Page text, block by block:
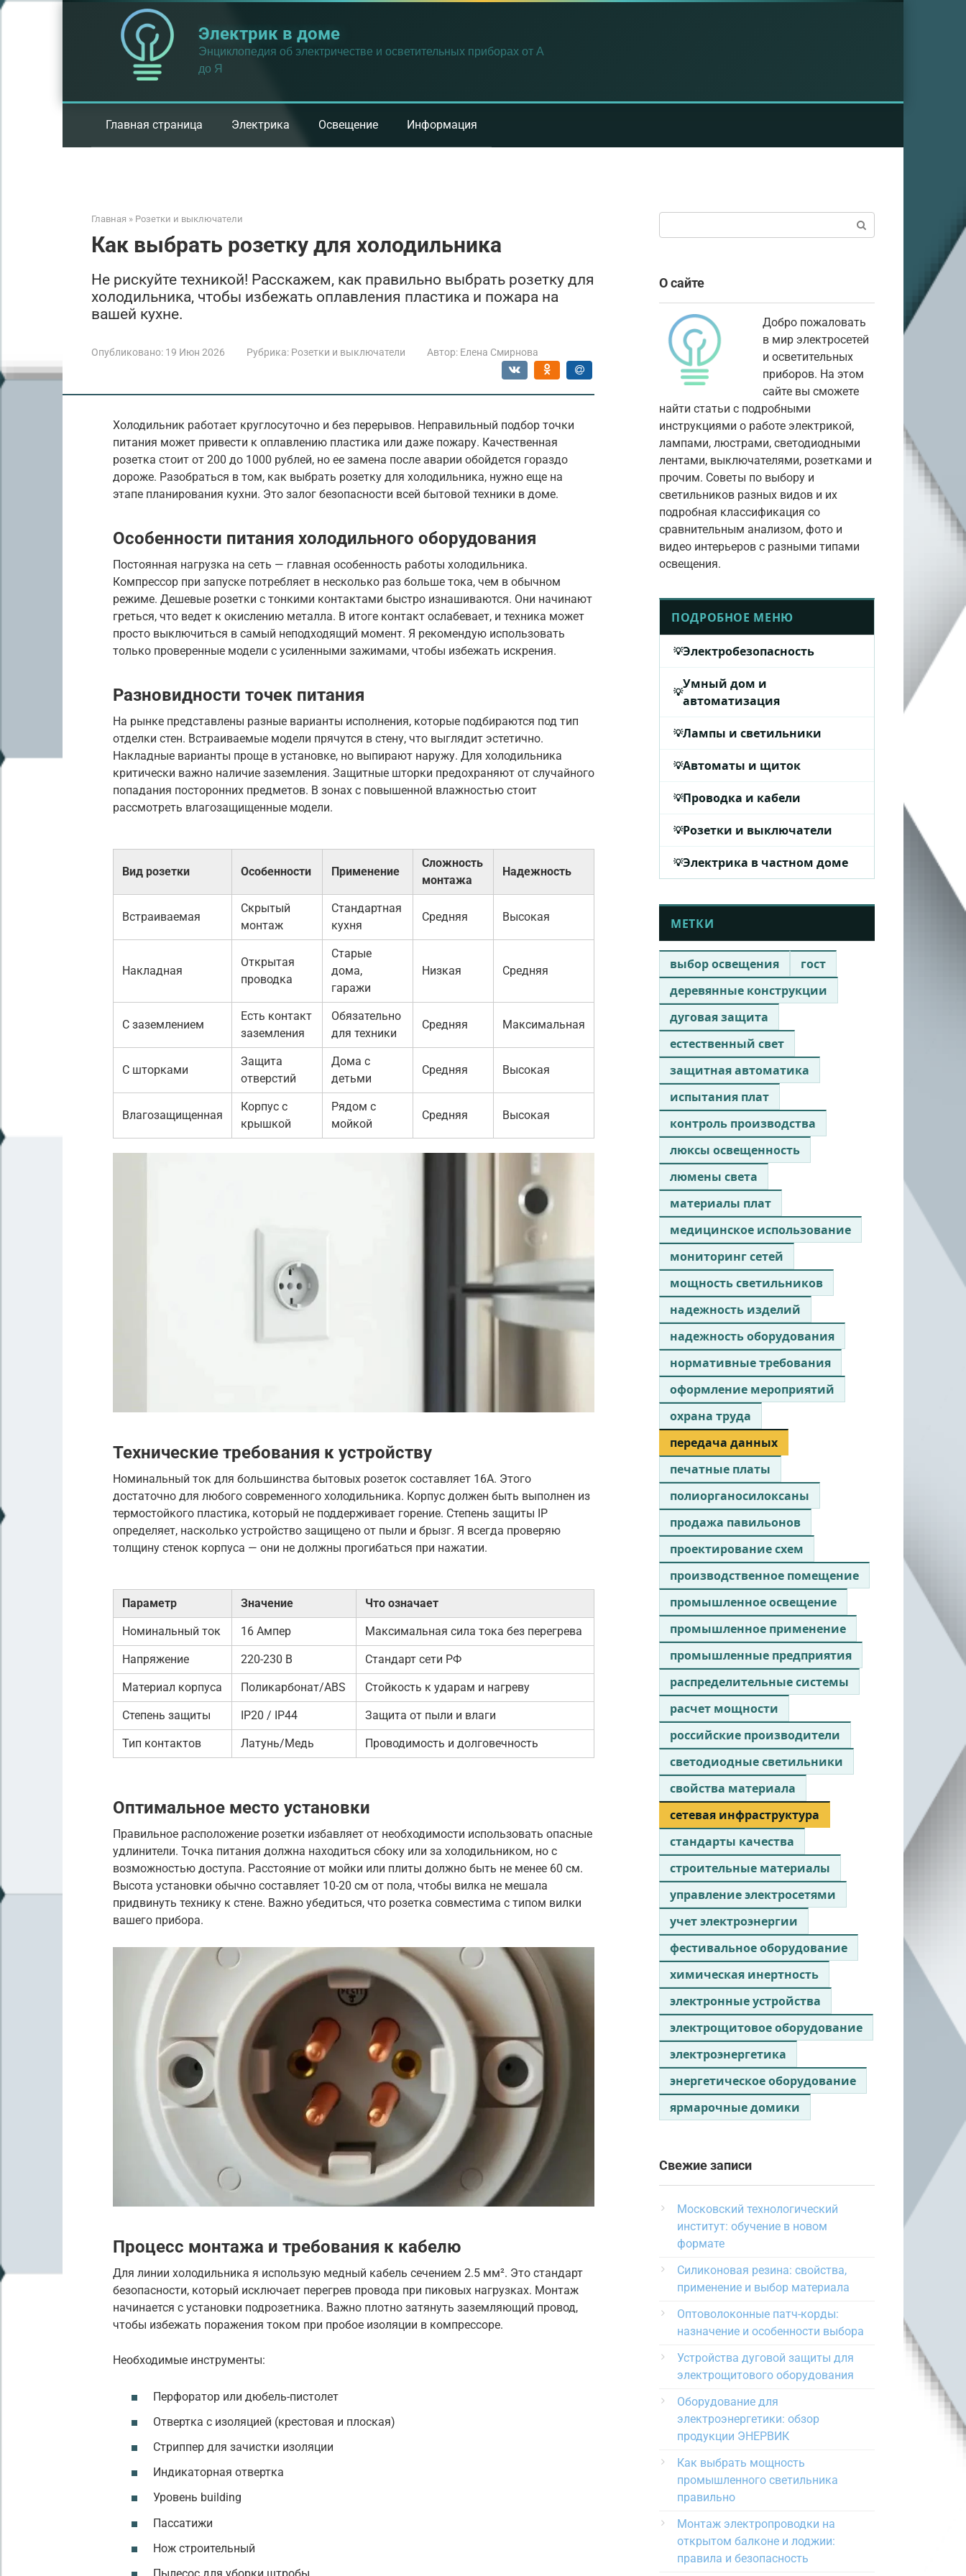
Перейти
Электрик в доме
Энциклопедия об электричестве и осветительных приборах от А
до Я
Главная страница Электрика Освещение Информация
Главная » Розетки и выключатели
Как выбрать розетку для холодильника
Не рискуйте техникой! Расскажем, как правильно выбрать розетку для
холодильника, чтобы избежать оплавления пластика и пожара на
вашей кухне.
Опубликовано: 19 Июн 2026 Рубрика: Розетки и выключатели Автор: Елена Смирнова
Холодильник работает круглосуточно и без перерывов. Неправильный подбор точки
питания может привести к оплавлению пластика или даже пожару. Качественная
розетка стоит от 200 до 1000 рублей, но ее замена после аварии обойдется гораздо
дороже. Разобраться в том, как выбрать розетку для холодильника, нужно еще на
этапе планирования кухни. Это залог безопасности всей бытовой техники в доме.
Особенности питания холодильного оборудования
Постоянная нагрузка на сеть — главная особенность работы холодильника.
Компрессор при запуске потребляет в несколько раз больше тока, чем в обычном
режиме. Дешевые розетки с тонкими контактами быстро изнашиваются. Они начинают
греться, что ведет к окислению металла. В итоге контакт ослабевает, и техника может
просто выключиться в самый неподходящий момент. Я рекомендую использовать
только проверенные модели с усиленными зажимами, чтобы избежать искрения.
Разновидности точек питания
На рынке представлены разные варианты исполнения, которые подбираются под тип
отделки стен. Встраиваемые модели прячутся в стену, что выглядит эстетично.
Накладные варианты проще в установке, но выпирают наружу. Для холодильника
критически важно наличие заземления. Защитные шторки предохраняют от случайного
попадания посторонних предметов. В зонах с повышенной влажностью стоит
рассмотреть влагозащищенные модели.
Вид розетки Особенности Применение
Сложность
монтажа
Надежность
Встраиваемая
Скрытый
монтаж
Стандартная
кухня
Средняя Высокая
Накладная
Открытая
проводка
Старые
дома,
гаражи
Низкая Средняя
С заземлением
Есть контакт
заземления
Обязательно
для техники
Средняя Максимальная
С шторками
Защита
отверстий
Дома с
детьми
Средняя Высокая
Влагозащищенная
Корпус с
крышкой
Рядом с
мойкой
Средняя Высокая
Технические требования к устройству
Номинальный ток для большинства бытовых розеток составляет 16А. Этого
достаточно для любого современного холодильника. Корпус должен быть выполнен из
термостойкого пластика, который не поддерживает горение. Степень защиты IP
определяет, насколько устройство защищено от пыли и брызг. Я всегда проверяю
толщину стенок корпуса — они не должны прогибаться при нажатии.
Параметр Значение Что означает
Номинальный ток 16 Ампер Максимальная сила тока без перегрева
Напряжение 220-230 В Стандарт сети РФ
Материал корпуса Поликарбонат/ABS Стойкость к ударам и нагреву
Степень защиты IP20 / IP44 Защита от пыли и влаги
Тип контактов Латунь/Медь Проводимость и долговечность
Оптимальное место установки
Правильное расположение розетки избавляет от необходимости использовать опасные
удлинители. Точка питания должна находиться сбоку или за холодильником, но с
возможностью доступа. Расстояние от мойки или плиты должно быть не менее 60 см.
Высота установки обычно составляет 10-20 см от пола, чтобы вилка не мешала
придвинуть технику к стене. Важно убедиться, что розетка совместима с типом вилки
вашего прибора.
Процесс монтажа и требования к кабелю
Для линии холодильника я использую медный кабель сечением 2.5 мм². Это стандарт
безопасности, который исключает перегрев провода при пиковых нагрузках. Монтаж
начинается с установки подрозетника. Важно плотно затянуть заземляющий провод,
чтобы избежать поражения током при пробое изоляции в компрессоре.
Необходимые инструменты:
Перфоратор или дюбель-пистолет
Отвертка с изоляцией (крестовая и плоская)
Стриппер для зачистки изоляции
Индикаторная отвертка
Уровень building
Пассатижи
Нож строительный
О сайте
Добро пожаловать
в мир электросетей
и осветительных
приборов. На этом
сайте вы сможете
найти статьи с подробными
инструкциями о работе электрикой,
лампами, люстрами, светодиодными
лентами, выключателями, розетками и
прочим. Советы по выбору и
светильников разных видов и их
подробная классификация со
сравнительным анализом, фото и
видео интерьеров с разными типами
освещения.
ПОДРОБНОЕ МЕНЮ
Электробезопасность
Умный дом и
автоматизация
Лампы и светильники
Автоматы и щиток
Проводка и кабели
Розетки и выключатели
Электрика в частном доме
МЕТКИ
выбор освещения
гост
деревянные конструкции
дуговая защита
естественный свет
защитная автоматика
испытания плат
контроль производства
люксы освещенность
люмены света
материалы плат
медицинское использование
мониторинг сетей
мощность светильников
надежность изделий
надежность оборудования
нормативные требования
оформление мероприятий
охрана труда
передача данных
печатные платы
полиорганосилоксаны
продажа павильонов
проектирование схем
производственное помещение
промышленное освещение
промышленное применение
промышленные предприятия
распределительные системы
расчет мощности
российские производители
светодиодные светильники
свойства материала
сетевая инфраструктура
стандарты качества
строительные материалы
управление электросетями
учет электроэнергии
фестивальное оборудование
химическая инертность
электронные устройства
электрощитовое оборудование
электроэнергетика
энергетическое оборудование
ярмарочные домики
Свежие записи
Московский технологический
институт: обучение в новом
формате
Силиконовая резина: свойства,
применение и выбор материала
Оптоволоконные патч-корды:
назначение и особенности выбора
Устройства дуговой защиты для
электрощитового оборудования
Оборудование для
электроэнергетики: обзор
продукции ЭНЕРВИК
Как выбрать мощность
промышленного светильника
правильно
Монтаж электропроводки на
открытом балконе и лоджии:
правила и безопасность